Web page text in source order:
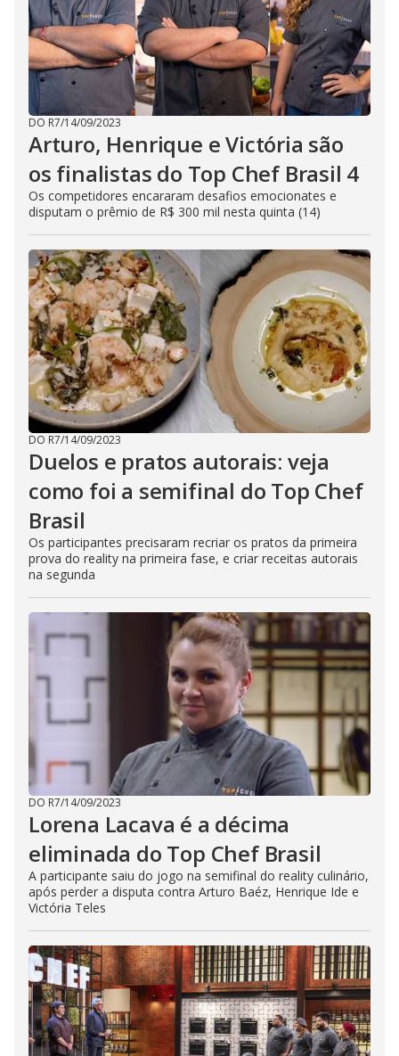
DO R7/14/09/2023
Arturo, Henrique e Victória são
os finalistas do Top Chef Brasil 4
Os competidores encararam desafios emocionates e
disputam o prêmio de R$ 300 mil nesta quinta (14)
DO R7/14/09/2023
Duelos e pratos autorais: veja
como foi a semifinal do Top Chef
Brasil
Os participantes precisaram recriar os pratos da primeira
prova do reality na primeira fase, e criar receitas autorais
na segunda
DO R7/14/09/2023
Lorena Lacava é a décima
eliminada do Top Chef Brasil
A participante saiu do jogo na semifinal do reality culinário,
após perder a disputa contra Arturo Baéz, Henrique Ide e
Victória Teles